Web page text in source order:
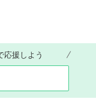
応援しよう